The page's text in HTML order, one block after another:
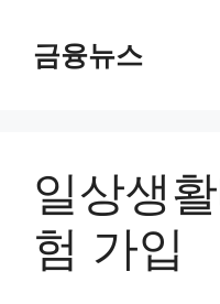
금융뉴스
일상생
험 가입